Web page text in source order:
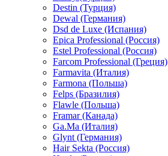
Destin (Турция)
Dewal (Германия)
Dsd de Luxe (Испания)
Epica Professional (Россия)
Estel Professional (Россия)
Farcom Professional (Греция)
Farmavita (Италия)
Farmona (Польша)
Felps (Бразилия)
Flawle (Польша)
Framar (Канада)
Ga.Ma (Италия)
Glynt (Германия)
Hair Sekta (Россия)